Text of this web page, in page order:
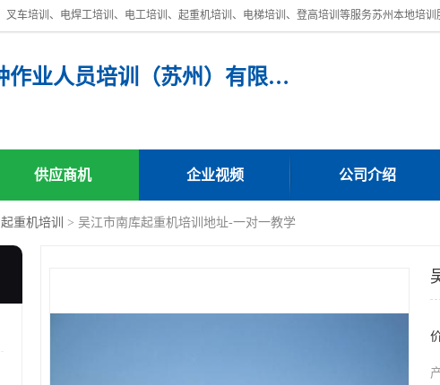
宏远特种作业人员培训（苏州）有限公司
供应商机 企业视频 公司介绍
起重机培训 > 吴江市南库起重机培训地址-一对一教学